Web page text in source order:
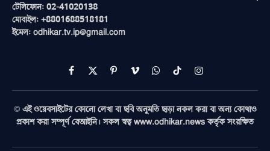
টেলিফোন: 02-41020138
মোবাইল: +8801688518181
ইমেল: odhikar.tv.ip@gmail.com
Facebook
X
(Twitter)
PinterestVimeoWhatsAppTikTokInstagram
© এই ওয়েবসাইটের কোনো লেখা বা ছবি অনুমতি ছাড়া নকল করা বা অন্য কোথাও
প্রকাশ করা সম্পূর্ণ বেআইনি। সকল স্বত্ব www.odhikar.news কর্তৃক সংরক্ষিত